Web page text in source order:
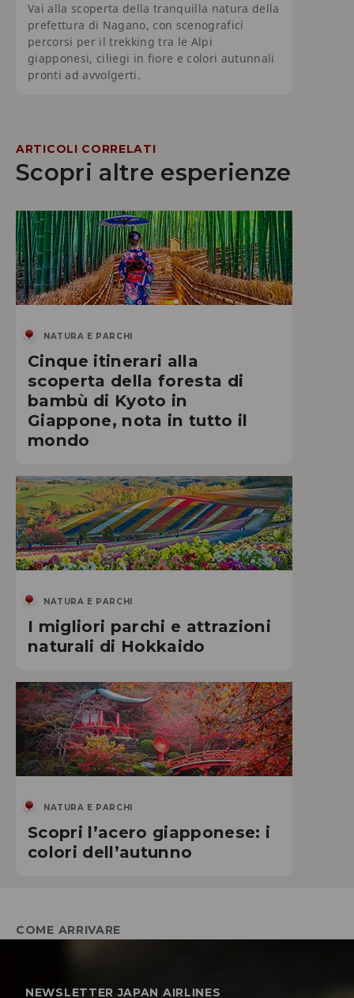
Vai alla scoperta della tranquilla natura della
prefettura di Nagano, con scenografici
percorsi per il trekking tra le Alpi
giapponesi, ciliegi in fiore e colori autunnali
pronti ad avvolgerti.
ARTICOLI CORRELATI
Scopri altre esperienze
NATURA E PARCHI
Cinque itinerari alla
scoperta della foresta di
bambù di Kyoto in
Giappone, nota in tutto il
mondo
NATURA E PARCHI
I migliori parchi e attrazioni
naturali di Hokkaido
NATURA E PARCHI
Scopri l’acero giapponese: i
colori dell’autunno
COME ARRIVARE
NEWSLETTER JAPAN AIRLINES